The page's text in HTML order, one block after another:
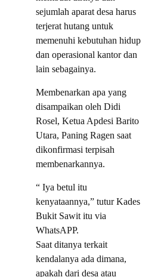
sejumlah aparat desa harus
terjerat hutang untuk
memenuhi kebutuhan hidup
dan operasional kantor dan
lain sebagainya.
Membenarkan apa yang
disampaikan oleh Didi
Rosel, Ketua Apdesi Barito
Utara, Paning Ragen saat
dikonfirmasi terpisah
membenarkannya.
“ Iya betul itu
kenyataannya,” tutur Kades
Bukit Sawit itu via
WhatsAPP.
Saat ditanya terkait
kendalanya ada dimana,
apakah dari desa atau